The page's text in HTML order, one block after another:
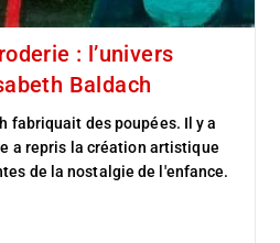
: l’univers
Baldach
fabriquait des poupées. Il y a
a repris la création artistique
de la nostalgie de l'enfance.